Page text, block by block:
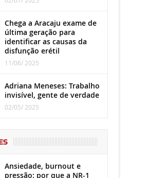
Chega a Aracaju exame de
última geração para
identificar as causas da
disfunção erétil
11/06/ 2025
Adriana Meneses: Trabalho
invisível, gente de verdade
02/05/ 2025
Ansiedade, burnout e
pressão: por que a NR-1